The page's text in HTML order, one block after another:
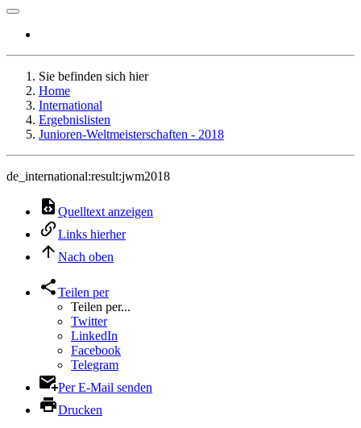
Sie befinden sich hier
Home
International
Ergebnislisten
Junioren-Weltmeisterschaften - 2018
de_international:result:jwm2018
Quelltext anzeigen
Links hierher
Nach oben
Teilen per
Teilen per...
Twitter
LinkedIn
Facebook
Telegram
Per E-Mail senden
Drucken